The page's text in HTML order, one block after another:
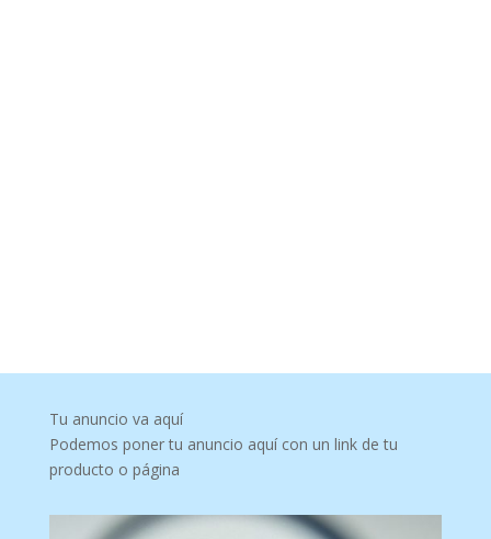
Tu anuncio va aquí
Podemos poner tu anuncio aquí con un link de tu
producto o página